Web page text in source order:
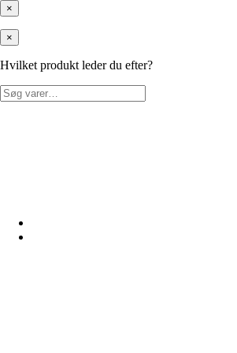
×
×
Hvilket produkt leder du efter?
Søg
efter: